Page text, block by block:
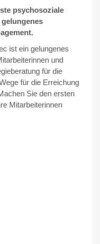
psychosoziale
ist ein gelungenes
und
für die
für die Erreichung
Sie den ersten
Mitarbeiterinnen